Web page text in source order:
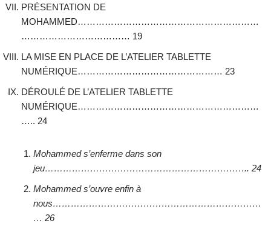
PRÉSENTATION DE
MOHAMMED……………………………………………………
……………………………… 19
LA MISE EN PLACE DE L’ATELIER TABLETTE
NUMÉRIQUE………………………………………… 23
DÉROULÉ DE L’ATELIER TABLETTE
NUMÉRIQUE……………………………………………………
….. 24
Mohammed s’enferme dans son
jeu………………………………………………………….. 24
Mohammed s’ouvre enfin à
nous……………………………………………………………
… 26